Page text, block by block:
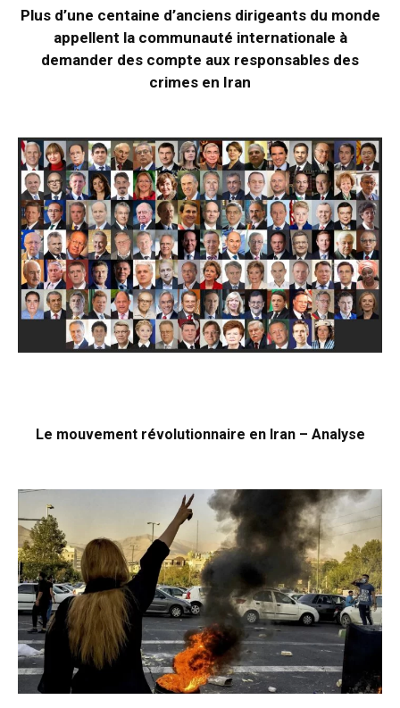
Plus d’une centaine d’anciens dirigeants du monde
appellent la communauté internationale à
demander des compte aux responsables des
crimes en Iran
Le mouvement révolutionnaire en Iran – Analyse